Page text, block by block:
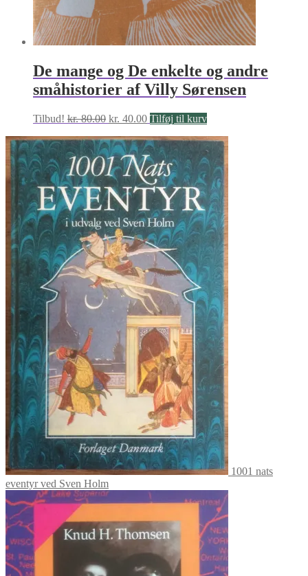
De mange og De enkelte og andre
småhistorier af Villy Sørensen
Tilbud! kr.80.00 Den
pris
var:
kr. 80.00.
kr. 40.00Den
pris
er:
kr. 40.00.
Tilføj til kurv
1001 nats
eventyr ved Sven Holm